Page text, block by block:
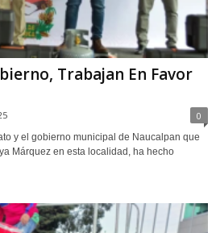
Trabajan En Favor
0
y el gobierno municipal de Naucalpan que
Márquez en esta localidad, ha hecho